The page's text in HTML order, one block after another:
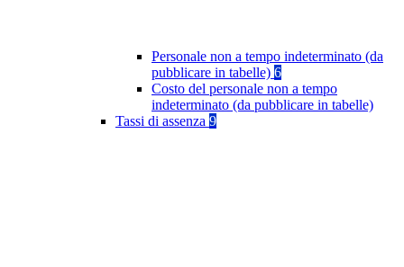
Personale non a tempo indeterminato (da
pubblicare in tabelle) 6
Costo del personale non a tempo
indeterminato (da pubblicare in tabelle)
Tassi di assenza 9